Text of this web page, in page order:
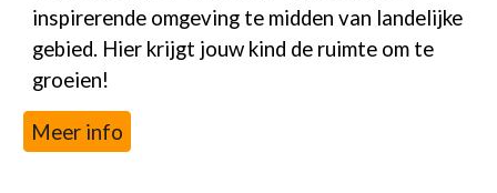
inspirerende omgeving te midden van landelijke
gebied. Hier krijgt jouw kind de ruimte om te
groeien!
Meer info